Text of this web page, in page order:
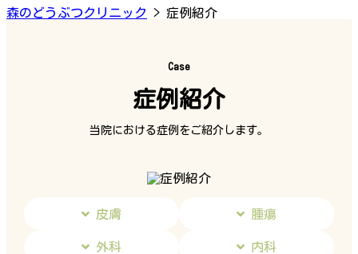
森のどうぶつクリニック > 症例紹介
Case
症例紹介
当院における症例をご紹介します。
皮膚 腫瘍
外科 内科